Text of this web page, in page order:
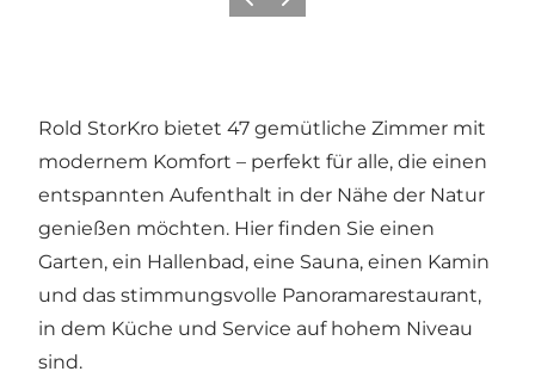
Vorherige Folie
Nächste Folie
Rold StorKro bietet 47 gemütliche Zimmer mit
modernem Komfort – perfekt für alle, die einen
entspannten Aufenthalt in der Nähe der Natur
genießen möchten. Hier finden Sie einen
Garten, ein Hallenbad, eine Sauna, einen Kamin
und das stimmungsvolle Panoramarestaurant,
in dem Küche und Service auf hohem Niveau
sind.